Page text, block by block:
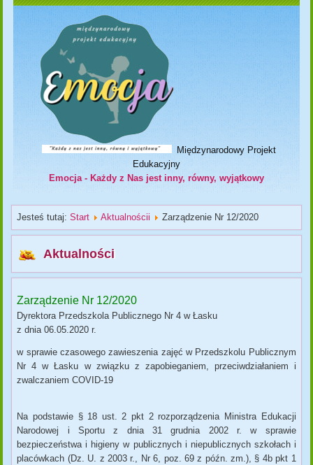
Międzynarodowy Projekt
Edukacyjny
Emocja - Każdy z Nas jest inny, równy, wyjątkowy
Jesteś tutaj:Start Aktualnościi Zarządzenie Nr 12/2020
Aktualności
Zarządzenie Nr 12/2020
Dyrektora Przedszkola Publicznego Nr 4 w Łasku
z dnia 06.05.2020 r.
w sprawie czasowego zawieszenia zajęć w Przedszkolu Publicznym
Nr 4 w Łasku w związku z zapobieganiem, przeciwdziałaniem i
zwalczaniem COVID-19
Na podstawie § 18 ust. 2 pkt 2 rozporządzenia Ministra Edukacji
Narodowej i Sportu z dnia 31 grudnia 2002 r. w sprawie
bezpieczeństwa i higieny w publicznych i niepublicznych szkołach i
placówkach (Dz. U. z 2003 r., Nr 6, poz. 69 z późn. zm.), § 4b pkt 1